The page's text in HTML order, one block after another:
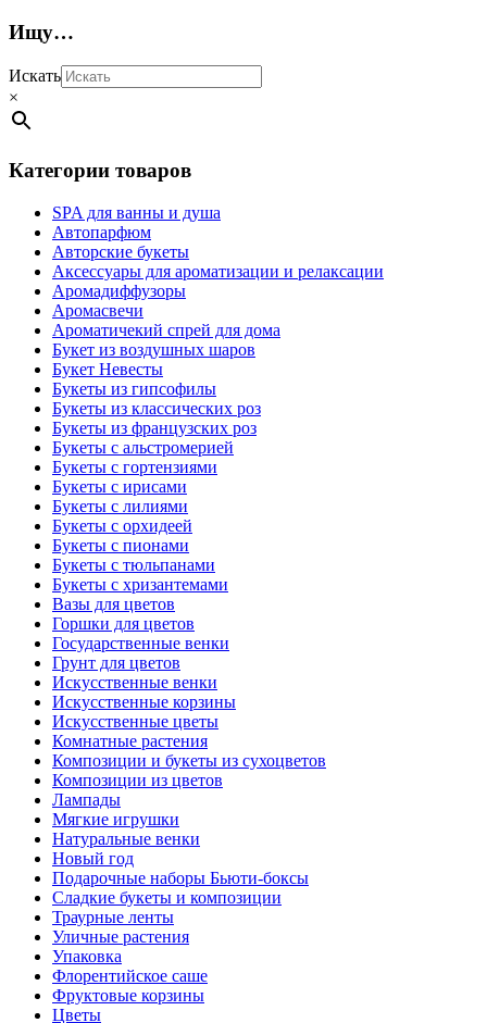
Ищу…
Искать
×
Категории товаров
SPA для ванны и душа
Автопарфюм
Авторские букеты
Аксессуары для ароматизации и релаксации
Аромадиффузоры
Аромасвечи
Ароматичекий спрей для дома
Букет из воздушных шаров
Букет Невесты
Букеты из гипсофилы
Букеты из классических роз
Букеты из французских роз
Букеты с альстромерией
Букеты с гортензиями
Букеты с ирисами
Букеты с лилиями
Букеты с орхидеей
Букеты с пионами
Букеты с тюльпанами
Букеты с хризантемами
Вазы для цветов
Горшки для цветов
Государственные венки
Грунт для цветов
Искусственные венки
Искусственные корзины
Искусственные цветы
Комнатные растения
Композиции и букеты из сухоцветов
Композиции из цветов
Лампады
Мягкие игрушки
Натуральные венки
Новый год
Подарочные наборы Бьюти-боксы
Сладкие букеты и композиции
Траурные ленты
Уличные растения
Упаковка
Флорентийское саше
Фруктовые корзины
Цветы